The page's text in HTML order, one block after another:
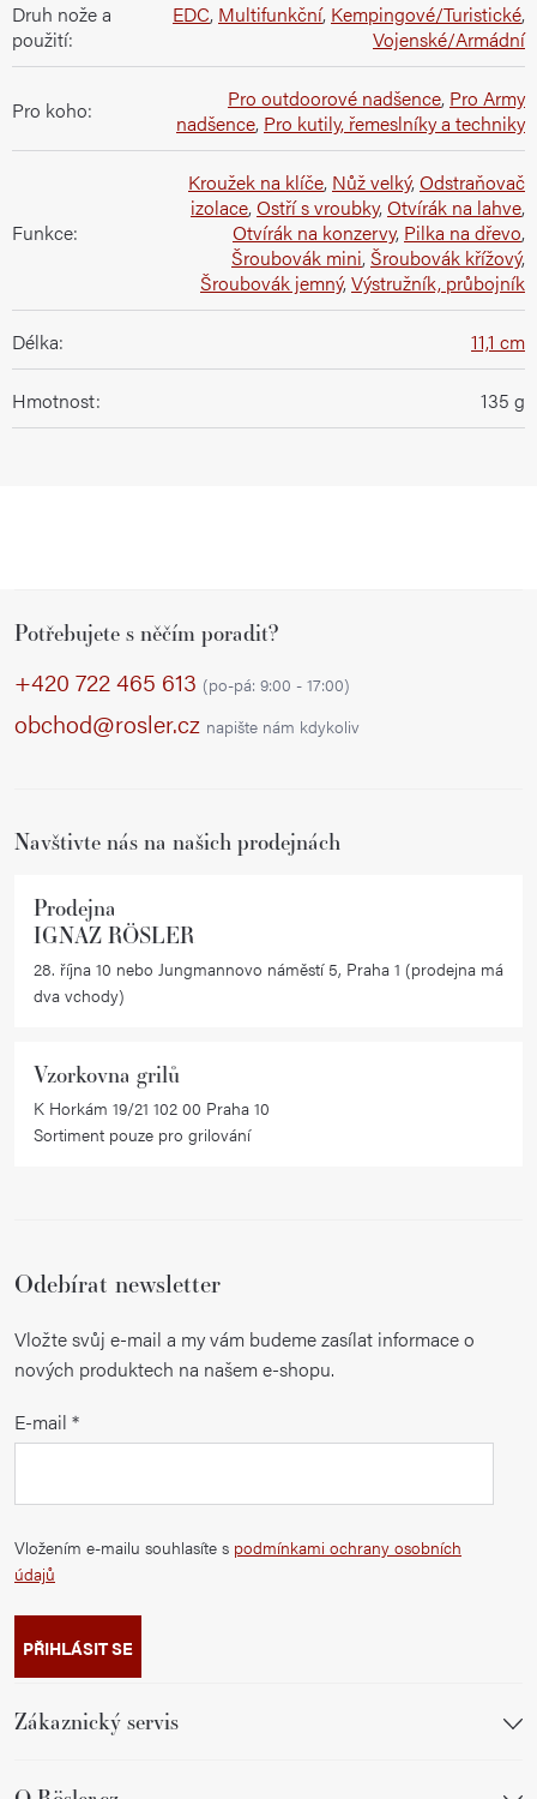
Druh nože a
použití:
EDC, Multifunkční, Kempingové/Turistické,
Vojenské/Armádní
Pro koho: Pro outdoorové nadšence, Pro Army
nadšence, Pro kutily, řemeslníky a techniky
Funkce:
Kroužek na klíče, Nůž velký,Odstraňovač
izolace,Ostří s vroubky,Otvírák na lahve,
Otvírák na konzervy, Pilka na dřevo,
Šroubovák mini, Šroubovák křížový,
Šroubovák jemný,Výstružník, průbojník
Délka: 11,1 cm
Hmotnost: 135 g
Potřebujete s něčím poradit?
+420 722 465 613 (po-pá: 9:00 - 17:00)
obchod@rosler.cz napište nám kdykoliv
Navštivte nás na našich prodejnách
Prodejna
IGNAZ RÖSLER
28. října 10 nebo Jungmannovo náměstí 5, Praha 1 (prodejna má
dva vchody)
Vzorkovna grilů
K Horkám 19/21 102 00 Praha 10
Sortiment pouze pro grilování
Odebírat newsletter
Vložte svůj e-mail a my vám budeme zasílat informace o
nových produktech na našem e-shopu.
E-mail
Vložením e-mailu souhlasíte s podmínkami ochrany osobních
údajů
PŘIHLÁSIT SE
Zákaznický servis